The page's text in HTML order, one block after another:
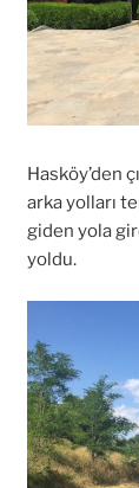
Hasköy’den
arka yolları
giden yola
yoldu.